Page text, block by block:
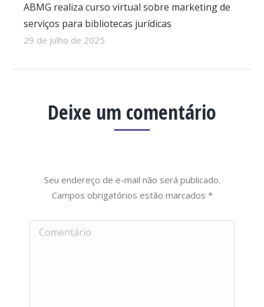
ABMG realiza curso virtual sobre marketing de
serviços para bibliotecas jurídicas
29 de julho de 2025
Deixe um comentário
Seu endereço de e-mail não será publicado.
Campos obrigatórios estão marcados *
Comentário